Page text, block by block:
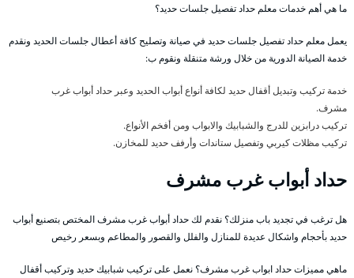
ما هي أهم خدمات معلم حداد تفصيل جلسات حديد؟
يعمل معلم حداد تفصيل جلسات حديد في صيانة وتصليح كافة أعطال جلسات الحديد ونقدم
خدمة الصيانة الدورية من خلال ورشة متنقلة ونقوم ب:
خدمة تركيب وتبديل أقفال حديد لكافة أنواع أبواب الحديد وعبر حداد أبواب غرب
مشرف.
تركيب درابزين للدرج والشبابيك والابواب ومن أفخم الأنواع.
تركيب مظلات كيربي وتفصيل ستاندات وأرفف حديد للمخازن.
حداد أبواب غرب مشرف
هل ترغب في تجديد باب منزلك؟ نقدم لك حداد أبواب غرب مشرف المختص بتصنيع أبواب
حديد بأحجام واشكال عديدة للمنازل والفلل والقصور والمطاعم وبسعر رخيص
ماهي مميزات حداد ابواب غرب مشرف؟ نعمل على تركيب شبابيك حديد وتركيب أقفال